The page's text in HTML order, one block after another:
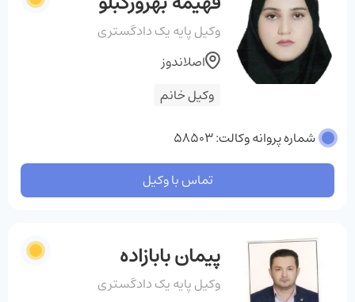
وکیل پایه یک دادگستری
وکیل خانم
اصلاندوز
شماره پروانه وکالت: 58503
تماس با وکیل
پیمان بابازاده
وکیل پایه یک دادگستری